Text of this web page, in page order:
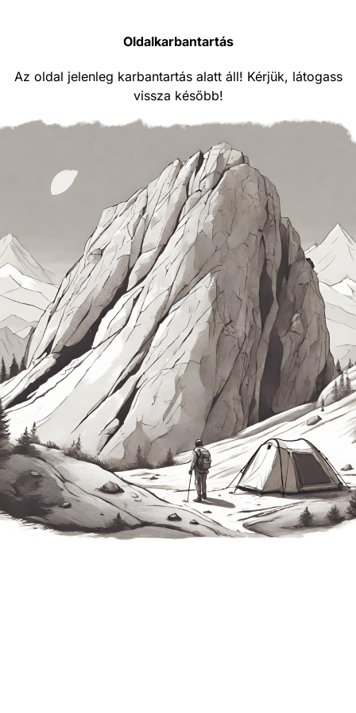
Oldalkarbantartás
Az oldal jelenleg karbantartás alatt áll! Kérjük, látogass
vissza később!